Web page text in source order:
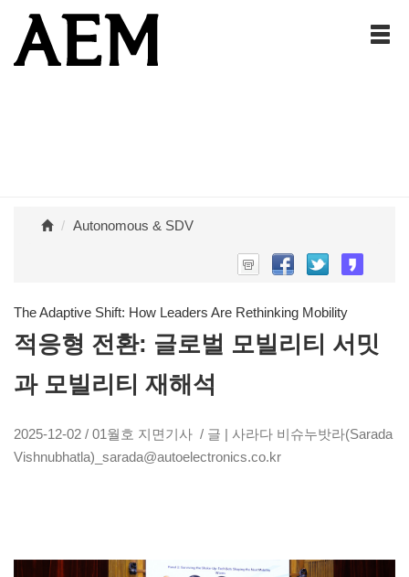
Autonomous & SDV
The Adaptive Shift: How Leaders Are Rethinking Mobility
적응형 전환: 글로벌 모빌리티 서밋
과 모빌리티 재해석
2025-12-02 / 01월호 지면기사 / 글 | 사라다 비슈누밧라(Sarada
Vishnubhatla)_sarada@autoelectronics.co.kr